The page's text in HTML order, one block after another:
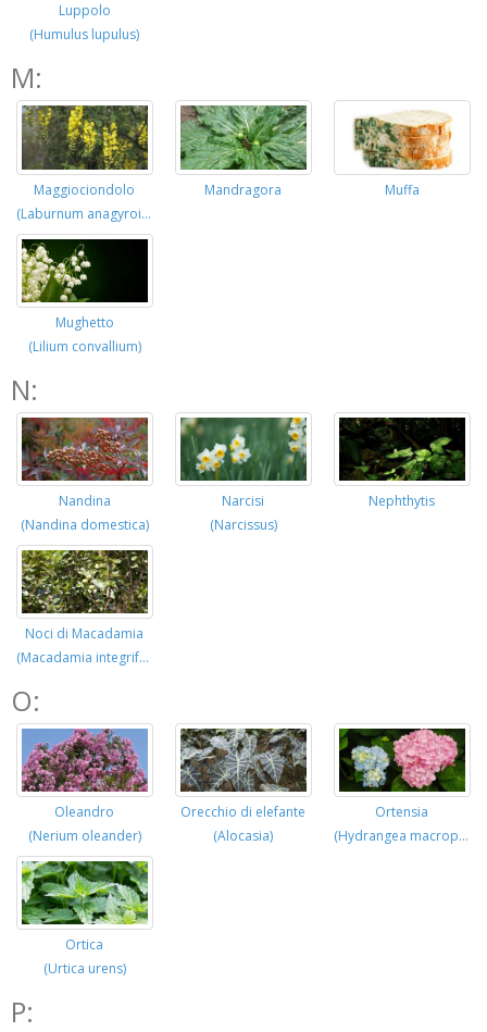
Luppolo
(Humulus lupulus)
M:
Maggiociondolo
(Laburnum anagyroides)
Mandragora Muffa
Mughetto
(Lilium convallium)
N:
Nandina
(Nandina domestica)
Narcisi
(Narcissus)
Nephthytis
Noci di Macadamia
(Macadamia integrifolia)
O:
Oleandro
(Nerium oleander)
Orecchio di elefante
(Alocasia)
Ortensia
(Hydrangea macrophylla)
Ortica
(Urtica urens)
P: